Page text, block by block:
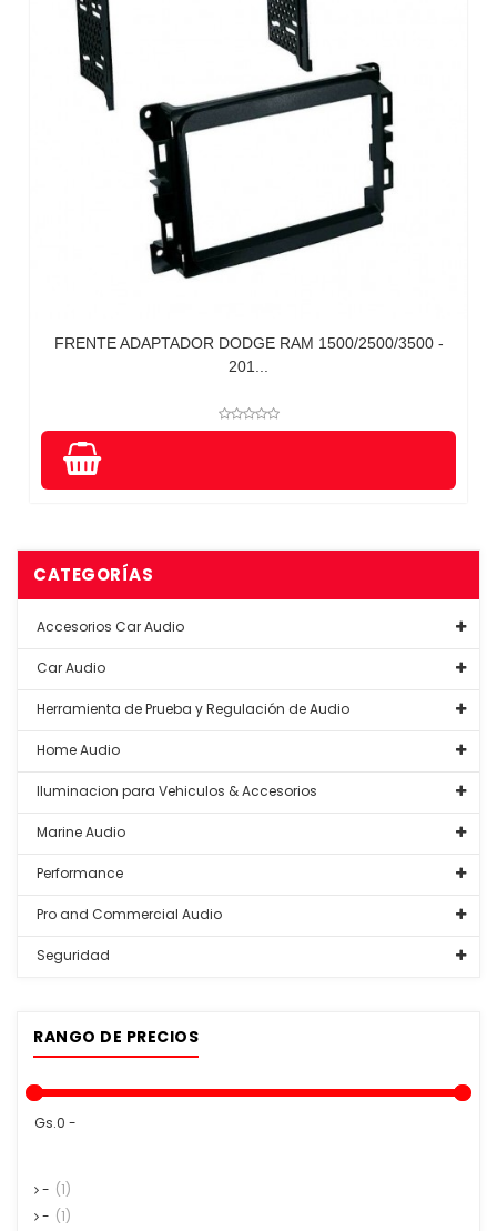
FRENTE ADAPTADOR DODGE RAM 1500/2500/3500 -
201...
CATEGORÍAS
Accesorios Car Audio
Car Audio
Herramienta de Prueba y Regulación de Audio
Home Audio
Iluminacion para Vehiculos & Accesorios
Marine Audio
Performance
Pro and Commercial Audio
Seguridad
RANGO DE PRECIOS
Gs.0 -
- (1)
- (1)